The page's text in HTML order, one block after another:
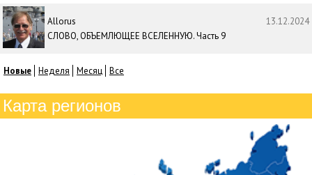
Allorus
13.12.2024
СЛОВО, ОБЪЕМЛЮЩЕЕ ВСЕЛЕННУЮ. Часть 9
Новые Неделя Месяц Все
Карта регионов